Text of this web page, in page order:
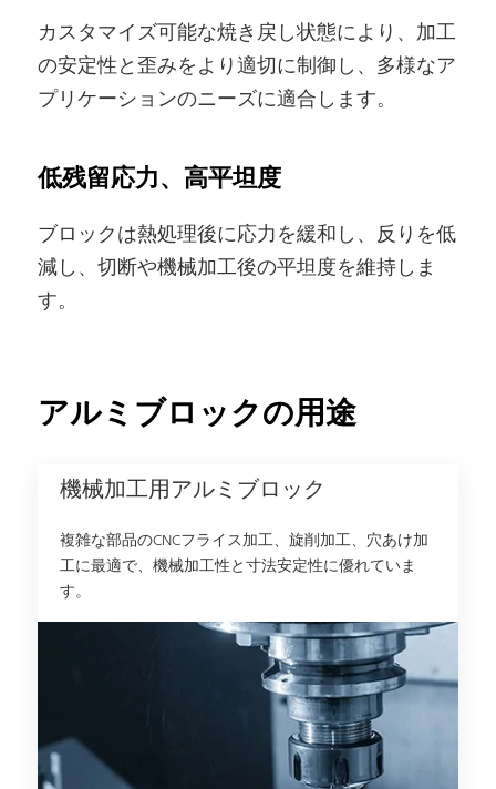
カスタマイズ可能な焼き戻し状態により、加工
の安定性と歪みをより適切に制御し、多様なア
プリケーションのニーズに適合します。
低残留応力、高平坦度
ブロックは熱処理後に応力を緩和し、反りを低
減し、切断や機械加工後の平坦度を維持しま
す。
アルミブロックの用途
機械加工用アルミブロック
複雑な部品のCNCフライス加工、旋削加工、穴あけ加
工に最適で、機械加工性と寸法安定性に優れていま
す。